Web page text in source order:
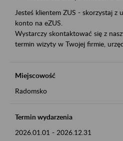
Jesteś klientem ZUS - skorzystaj z
konto na eZUS.
Wystarczy skontaktować się z
termin wizyty w Twojej firmie,
Miejscowość
Radomsko
Termin wydarzenia
2026.01.01 - 2026.12.31